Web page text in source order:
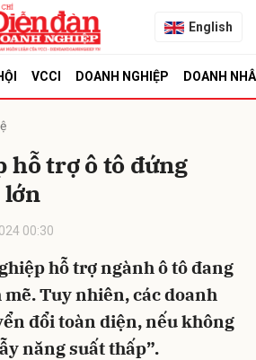
English
VCCI DOANH NGHIỆP DOANH
hỗ trợ ô tô đứng
lớn
00:30
hỗ trợ ngành ô tô đang
Tuy nhiên, các doanh
đổi toàn diện, nếu không
năng suất thấp”.
Hủy